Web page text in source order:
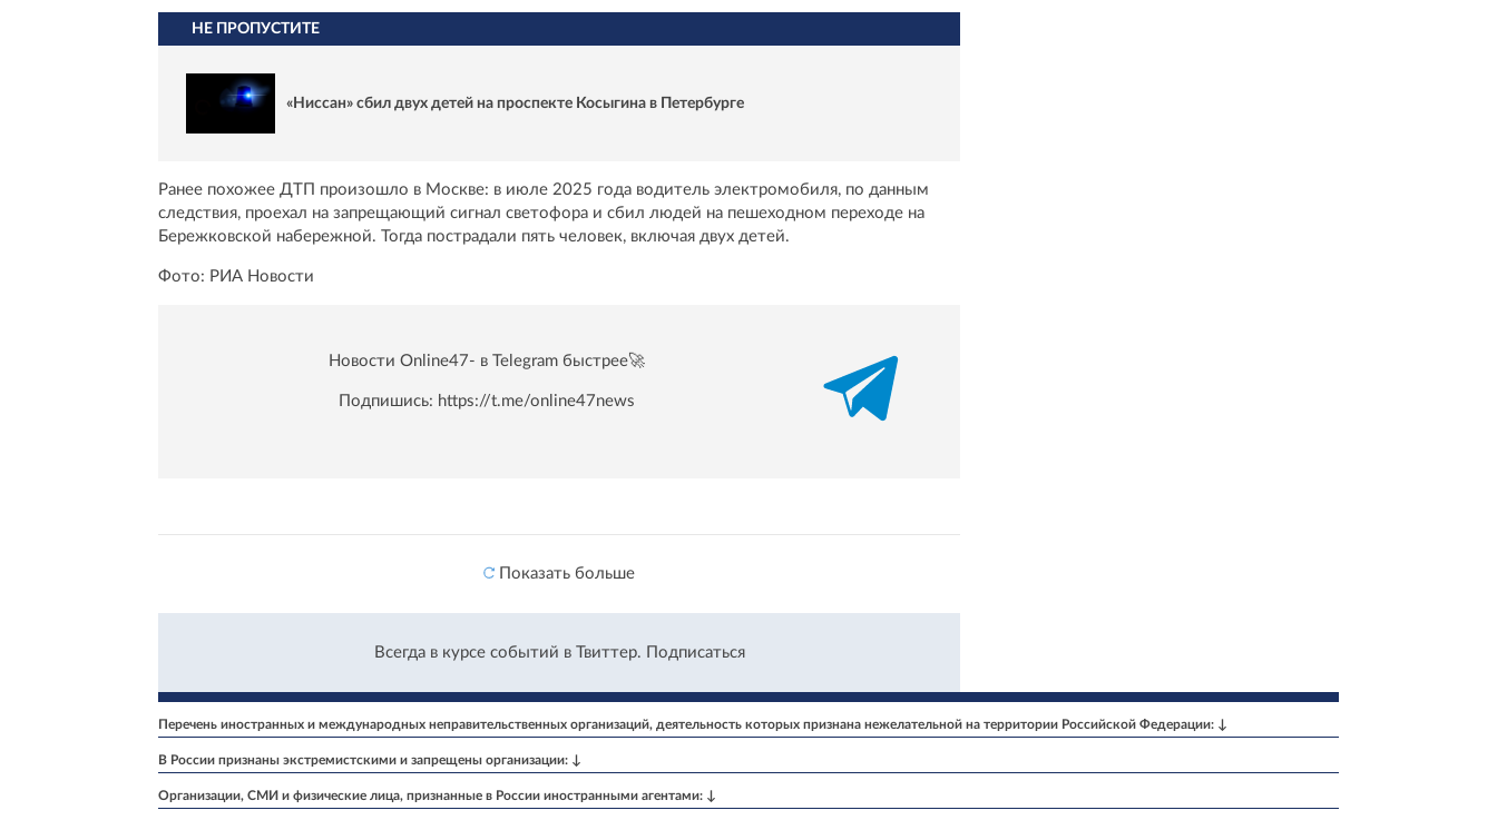
НЕ ПРОПУСТИТЕ
«Ниссан» сбил двух детей на проспекте Косыгина в Петербурге
Ранее похожее ДТП произошло в Москве: в июле 2025 года водитель электромобиля, по данным
следствия, проехал на запрещающий сигнал светофора и сбил людей на пешеходном переходе на
Бережковской набережной. Тогда пострадали пять человек, включая двух детей.
Фото: РИА Новости
Новости Online47- в Telegram быстрее🚀
Подпишись: https://t.me/online47news
Показать больше
Всегда в курсе событий в Твиттер. Подписаться
Перечень иностранных и международных неправительственных организаций, деятельность которых признана нежелательной на территории Российской Федерации: ↓
В России признаны экстремистскими и запрещены организации: ↓
Организации, СМИ и физические лица, признанные в России иностранными агентами: ↓